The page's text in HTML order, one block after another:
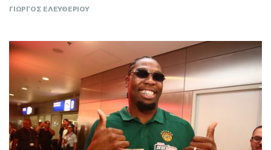
ΓΙΩΡΓΟΣ ΕΛΕΥΘΕΡΙΟΥ